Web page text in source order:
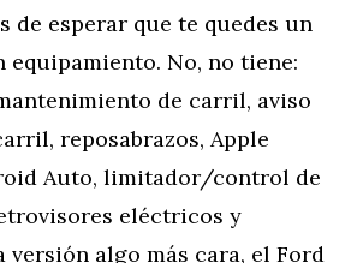
de esperar que te quedes un
equipamiento. No, no tiene:
de carril, aviso
reposabrazos, Apple
Auto, limitador/control de
eléctricos y
versión algo más cara, el Ford